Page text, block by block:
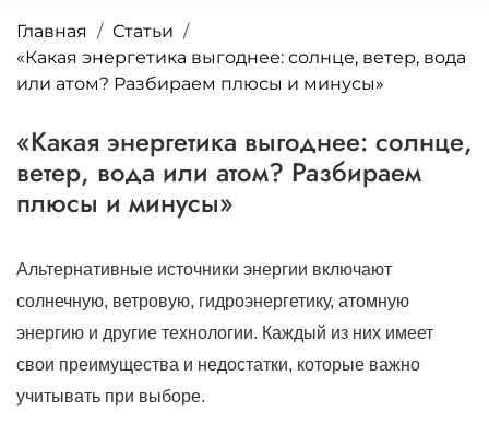
Главная
Статьи
«Какая энергетика выгоднее: солнце, ветер, вода
или атом? Разбираем плюсы и минусы»
«Какая энергетика выгоднее: солнце,
ветер, вода или атом? Разбираем
плюсы и минусы»
Альтернативные источники энергии включают
солнечную, ветровую, гидроэнергетику, атомную
энергию и другие технологии. Каждый из них имеет
свои преимущества и недостатки, которые важно
учитывать при выборе.